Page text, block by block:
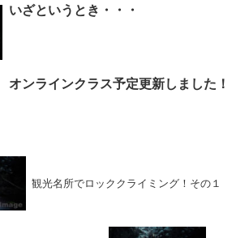
いざというとき・・・
オンラインクラス予定更新しました！
観光名所でロッククライミング！その１